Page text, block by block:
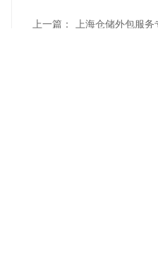
上一篇：
上海仓储外包服务